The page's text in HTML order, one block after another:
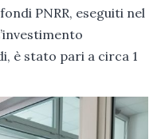
PNRR, eseguiti nel
è stato pari a circa 1